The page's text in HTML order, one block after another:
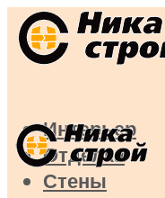
Интерьер
Отделка
Стены